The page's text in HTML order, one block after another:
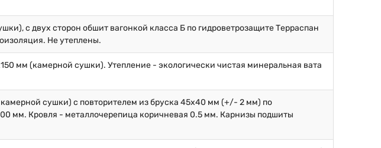
с двух сторон обшит вагонкой класса Б по гидроветрозащите Терраспан
Не утеплены.
мм (камерной сушки). Утепление - экологически чистая минеральная вата
сушки) с повторителем из бруска 45х40 мм (+/- 2 мм) по
мм. Кровля - металлочерепица коричневая 0.5 мм. Карнизы подшиты